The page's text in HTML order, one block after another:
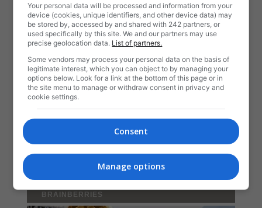
Your personal data will be processed and information from your
device (cookies, unique identifiers, and other device data) may
be stored by, accessed by and shared with 242 partners, or
used specifically by this site. We and our partners may use
precise geolocation data. List of partners.
Some vendors may process your personal data on the basis of
legitimate interest, which you can object to by managing your
options below. Look for a link at the bottom of this page or in
the site menu to manage or withdraw consent in privacy and
cookie settings.
Consent
Manage options